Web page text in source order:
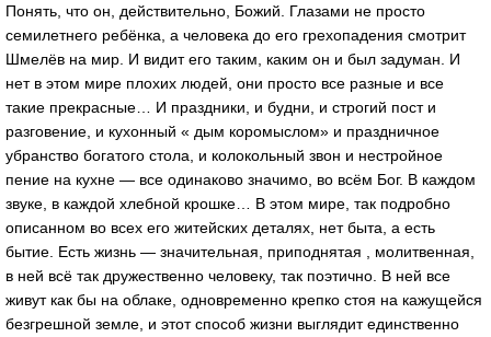
Понять, что он, действительно, Божий. Глазами не просто
семилетнего ребёнка, а человека до его грехопадения смотрит
Шмелёв на мир. И видит его таким, каким он и был задуман. И
нет в этом мире плохих людей, они просто все разные и все
такие прекрасные… И праздники, и будни, и строгий пост и
разговение, и кухонный « дым коромыслом» и праздничное
убранство богатого стола, и колокольный звон и нестройное
пение на кухне — все одинаково значимо, во всём Бог. В каждом
звуке, в каждой хлебной крошке… В этом мире, так подробно
описанном во всех его житейских деталях, нет быта, а есть
бытие. Есть жизнь — значительная, приподнятая , молитвенная,
в ней всё так дружественно человеку, так поэтично. В ней все
живут как бы на облаке, одновременно крепко стоя на кажущейся
безгрешной земле, и этот способ жизни выглядит единственно